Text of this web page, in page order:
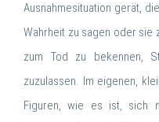
Ausnahmesituation gerät,
Wahrheit zu sagen oder sie
zum Tod zu bekennen,
zuzulassen. Im eigenen,
Figuren, wie es ist, sich